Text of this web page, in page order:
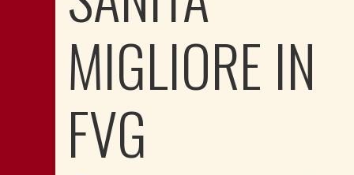
MIGLIORE IN
FVG